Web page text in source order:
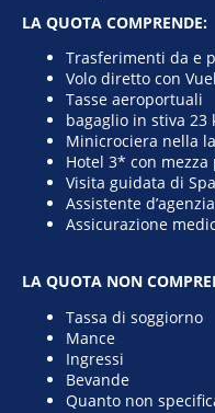
LA QUOTA COMPRENDE:
Trasferimenti da e
Volo diretto con
Tasse aeroportuali
bagaglio in stiva 23
Minicrociera nella
Hotel 3* con mezza
Visita guidata di
Assistente d’agenzia
Assicurazione
LA QUOTA NON
Tassa di soggiorno
Mance
Ingressi
Bevande
Quanto non